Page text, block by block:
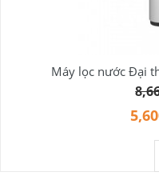
Máy lọc nước Đại